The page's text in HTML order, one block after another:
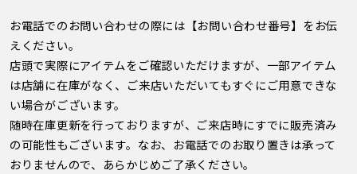
お電話でのお問い合わせの際には【お問い合わせ番号】をお伝
えください。
店頭で実際にアイテムをご確認いただけますが、一部アイテム
は店舗に在庫がなく、ご来店いただいてもすぐにご用意できな
い場合がございます。
随時在庫更新を行っておりますが、ご来店時にすでに販売済み
の可能性もございます。なお、お電話でのお取り置きは承って
おりませんので、あらかじめご了承ください。